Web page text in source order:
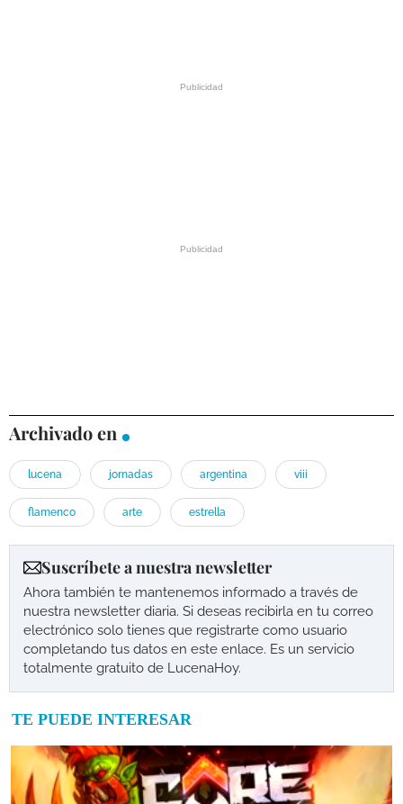
Archivado en
lucena jornadas argentina viii
flamenco arte estrella
Suscríbete a nuestra newsletter
Ahora también te mantenemos informado a través de
nuestra newsletter diaria. Si deseas recibirla en tu correo
electrónico solo tienes que registrarte como usuario
completando tus datos en este enlace. Es un servicio
totalmente gratuito de LucenaHoy.
TE PUEDE INTERESAR